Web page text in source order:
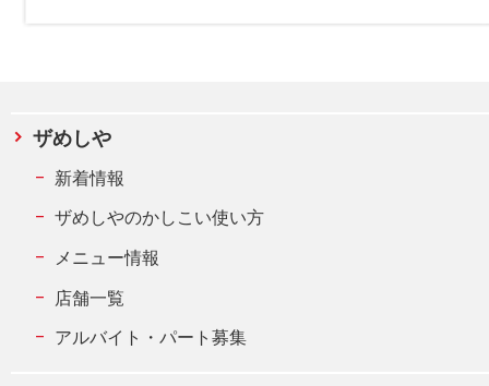
ザめしや
新着情報
ザめしやのかしこい使い方
メニュー情報
店舗一覧
アルバイト・パート募集